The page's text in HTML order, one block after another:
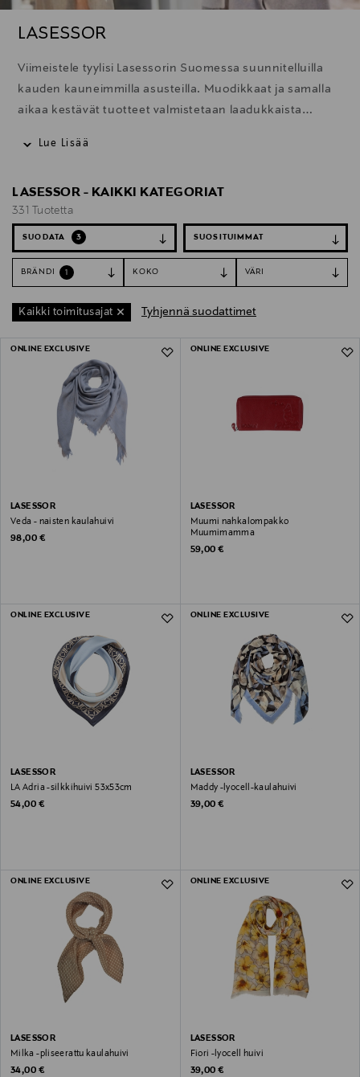
LASESSOR
Viimeistele tyylisi Lasessorin Suomessa suunnitelluilla
kauden kauneimmilla asusteilla. Muodikkaat ja samalla
aikaa kestävät tuotteet valmistetaan laadukkaista
Lue Lisää
LASESSOR - KAIKKI KATEGORIAT
331 Tuotetta
SUODATA 3
BRÄNDI 1 KOKO VÄRI
Kaikki toimitusajat Tyhjennä suodattimet
331 Tuotetta
ONLINE EXCLUSIVE
LASESSOR
Veda - naisten kaulahuivi
Original Price
98,00 €
ONLINE EXCLUSIVE
LASESSOR
Muumi nahkalompakko
Muumimamma
Original Price
59,00 €
ONLINE EXCLUSIVE
LASESSOR
LA Adria -silkkihuivi 53x53cm
Original Price
54,00 €
ONLINE EXCLUSIVE
LASESSOR
Maddy -lyocell-kaulahuivi
Original Price
39,00 €
ONLINE EXCLUSIVE
LASESSOR
Milka -pliseerattu kaulahuivi
Original Price
34,00 €
ONLINE EXCLUSIVE
LASESSOR
Fiori -lyocell huivi
Original Price
39,00 €